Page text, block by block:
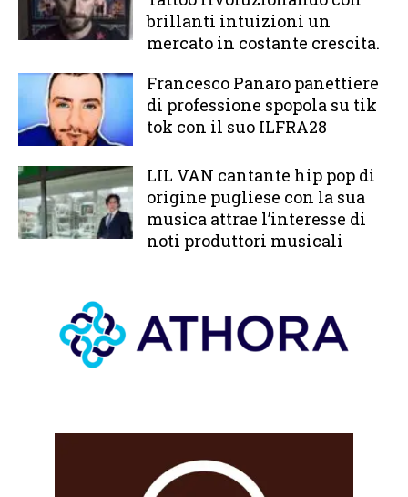
brillanti intuizioni un
mercato in costante crescita.
Francesco Panaro panettiere
di professione spopola su tik
tok con il suo ILFRA28
LIL VAN cantante hip pop di
origine pugliese con la sua
musica attrae l’interesse di
noti produttori musicali